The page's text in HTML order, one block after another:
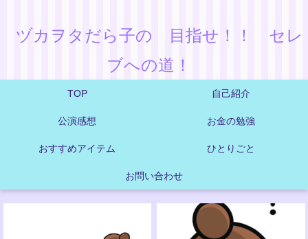
ヅカヲタだら子の 目指せ！！ セレ
ブへの道！
TOP 自己紹介
公演感想 お金の勉強
おすすめアイテム ひとりごと
お問い合わせ